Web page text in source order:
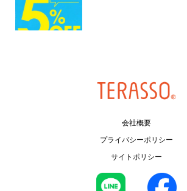
会社概要
プライバシーポリシー
サイトポリシー